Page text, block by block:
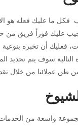
عليك فوراً فريق من
فعليك أن تخبره
سوف يتم
ظن عملائنا من خلال
واسعة من الخدمات